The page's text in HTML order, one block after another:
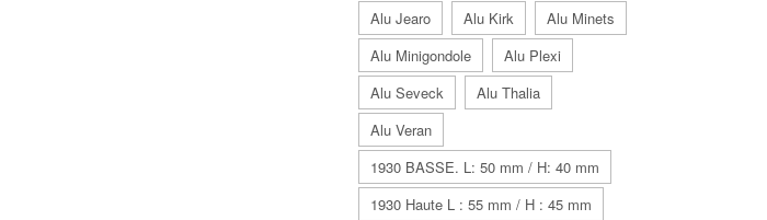
Alu Jearo
Alu Kirk
Alu Minets
Alu Minigondole
Alu Plexi
Alu Seveck
Alu Thalia
Alu Veran
1930 BASSE. L: 50 mm / H: 40 mm
1930 Haute L : 55 mm / H : 45 mm